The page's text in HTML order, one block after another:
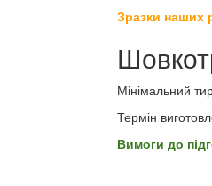
Зразки наших
Мінімальний
Термін
Вимоги до